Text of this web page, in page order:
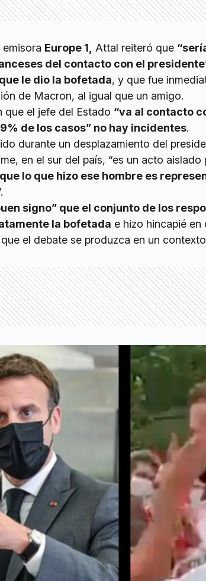
Europe 1, Attal reiteró que
del contacto con el
le dio la bofetada, y que fue
de Macron, al igual que un amigo.
que el jefe del Estado “va al contacto
de los casos” no hay incidentes.
durante un desplazamiento del
en el sur del país, “es un acto aislado
lo que hizo ese hombre es
signo” que el conjunto de los
la bofetada e hizo hincapié en
el debate se produzca en un